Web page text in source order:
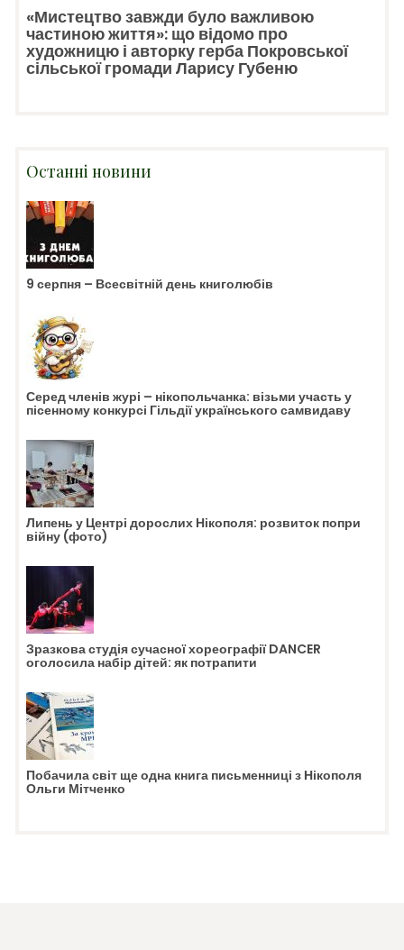
«Мистецтво завжди було важливою
частиною життя»: що відомо про
художницю і авторку герба Покровської
сільської громади Ларису Губеню
Останні новини
9 серпня – Всесвітній день книголюбів
Серед членів журі – нікопольчанка: візьми участь у
пісенному конкурсі Гільдії українського самвидаву
Липень у Центрі дорослих Нікополя: розвиток попри
війну (фото)
Зразкова студія сучасної хореографії DANCER
оголосила набір дітей: як потрапити
Побачила світ ще одна книга письменниці з Нікополя
Ольги Мітченко